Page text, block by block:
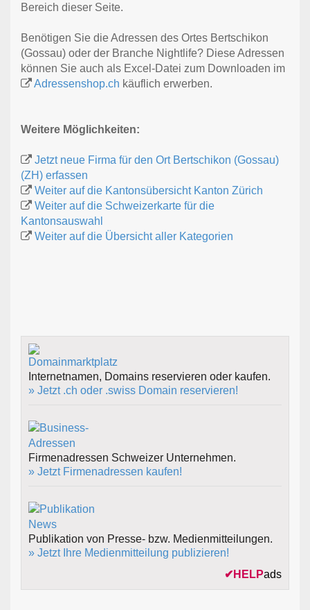
Bereich dieser Seite.
Benötigen Sie die Adressen des Ortes Bertschikon
(Gossau) oder der Branche Nightlife? Diese Adressen
können Sie auch als Excel-Datei zum Downloaden im
Adressenshop.ch käuflich erwerben.
Weitere Möglichkeiten:
Jetzt neue Firma für den Ort Bertschikon (Gossau)
(ZH) erfassen
Weiter auf die Kantonsübersicht Kanton Zürich
Weiter auf die Schweizerkarte für die
Kantonsauswahl
Weiter auf die Übersicht aller Kategorien
Internetnamen, Domains reservieren oder kaufen.
» Jetzt .ch oder .swiss Domain reservieren!
Firmenadressen Schweizer Unternehmen.
» Jetzt Firmenadressen kaufen!
Publikation von Presse- bzw. Medienmitteilungen.
» Jetzt Ihre Medienmitteilung publizieren!
✔ HELPads